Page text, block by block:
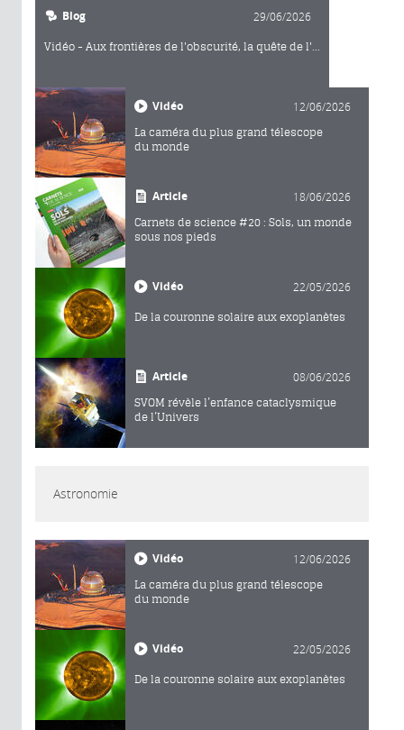
permet de corriger le roulis et le
ligne de centralité, recueillant ainsi
des images de toutes les phases de
l'éclipse.
Blog 29/06/2026
Vidéo - Aux frontières de l'obscurité, la quête de l'...
Vidéo 12/06/2026
La caméra du plus grand télescope
du monde
Article 18/06/2026
Carnets de science #20 : Sols, un monde
sous nos pieds
Vidéo 22/05/2026
De la couronne solaire aux exoplanètes
Article 08/06/2026
SVOM révèle l’enfance cataclysmique
de l’Univers
Astronomie
Vidéo 12/06/2026
La caméra du plus grand télescope
du monde
Vidéo 22/05/2026
De la couronne solaire aux exoplanètes